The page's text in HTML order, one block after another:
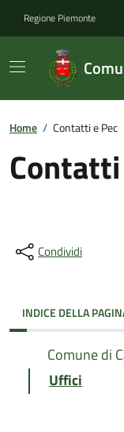
Regione Piemonte
Home / Contatti e Pec
Contatti
Condividi
INDICE DELLA
Comune di
Uffici